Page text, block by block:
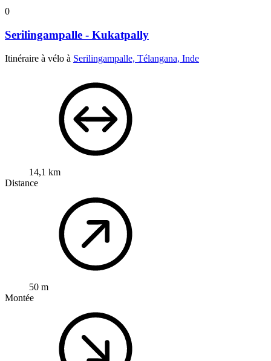
0
Serilingampalle - Kukatpally
Itinéraire à vélo à Serilingampalle, Télangana, Inde
14,1 km
Distance
50 m
Montée